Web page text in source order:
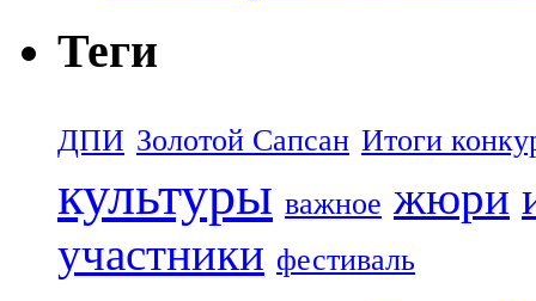
Теги
ДПИ Золотой Сапсан Итоги
культуры важное жюри
участники фестиваль